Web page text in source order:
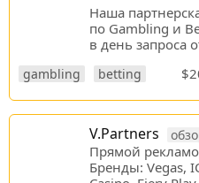
Наша
по Gambling и
в день запроса
gambling betting
V.Partners
Прямой
Бренды: Vegas,